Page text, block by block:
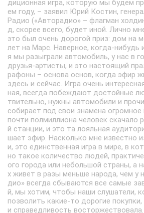
диционная игра, которую мы будем
ем году, – заявил Юрий Костин,
Радио («Авторадио» – флагман
д, скорее всего, будет иной. Лично
это был очень дорогой приз: дом на
лет на Марс. Наверное, когда-нибудь
я мы разыграли автомобиль, у нас в
друзья-артисты, и это настоящий
рафоны – основа основ, когда эфир
здесь и сейчас. Игра очень
ная, всегда побеждают достойные
твительно, нужны автомобили и
собирает под свои знамена
почти полмиллиона человек скачало
й станции, и это та лояльная
шает эфир. Насколько мне известно
и, это единственная игра в мире, в
но такое количество людей,
ого города или небольшой страны, а
х живет в разы меньше народа, чем у
дио» всегда сбываются все самые
й, мы хотим, чтобы наши слушатели,
позволить какие-то дорогие
и справедливость